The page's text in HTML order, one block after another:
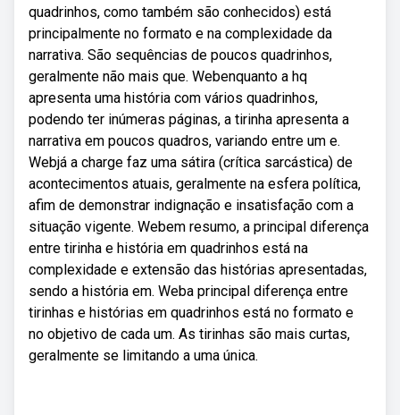
quadrinhos, como também são conhecidos) está
principalmente no formato e na complexidade da
narrativa. São sequências de poucos quadrinhos,
geralmente não mais que. Webenquanto a hq
apresenta uma história com vários quadrinhos,
podendo ter inúmeras páginas, a tirinha apresenta a
narrativa em poucos quadros, variando entre um e.
Webjá a charge faz uma sátira (crítica sarcástica) de
acontecimentos atuais, geralmente na esfera política,
afim de demonstrar indignação e insatisfação com a
situação vigente. Webem resumo, a principal diferença
entre tirinha e história em quadrinhos está na
complexidade e extensão das histórias apresentadas,
sendo a história em. Weba principal diferença entre
tirinhas e histórias em quadrinhos está no formato e
no objetivo de cada um. As tirinhas são mais curtas,
geralmente se limitando a uma única.